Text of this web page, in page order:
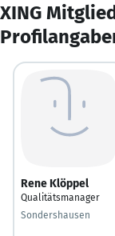
XING
Rene Klöppel
Qualitätsmanager
Sondershausen